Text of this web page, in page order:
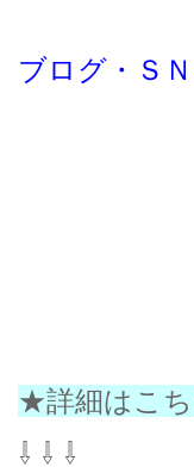
ブログ・Ｓ
★詳細はこ
⇩ ⇩ ⇩